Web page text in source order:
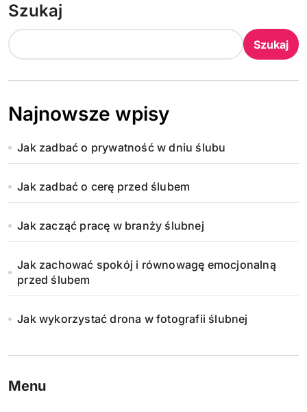
Szukaj
Szukaj
Najnowsze wpisy
Jak zadbać o prywatność w dniu ślubu
Jak zadbać o cerę przed ślubem
Jak zacząć pracę w branży ślubnej
Jak zachować spokój i równowagę emocjonalną
przed ślubem
Jak wykorzystać drona w fotografii ślubnej
Menu